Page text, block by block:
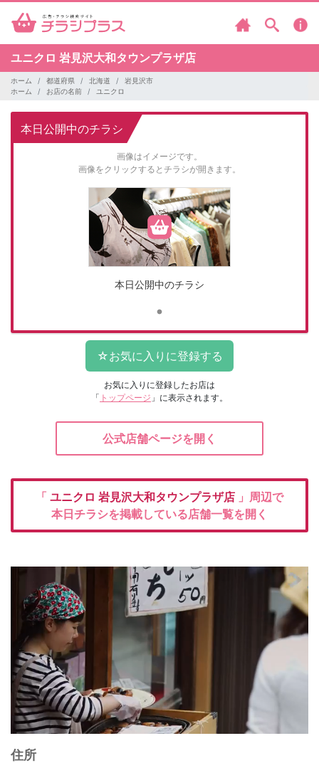
ユニクロ 岩見沢大和タウンプラザ店
ホーム 都道府県 北海道
岩見沢市
ホーム
お店の名前 ユニクロ
本日公開中のチラシ
画像はイメージです。
画像をクリックするとチラシが開きます。
本日公開中のチラシ
お気に入りに登録したお店は
「 トップページ 」に表示されます。
公式店舗ページを開く
「 ユニクロ 岩見沢大和タウンプラザ店 」周辺で
本日チラシを掲載している店舗一覧を開く
住所